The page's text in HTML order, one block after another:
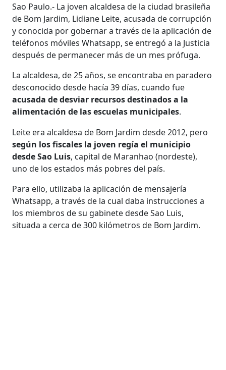
Sao Paulo.- La joven alcaldesa de la ciudad brasileña
de Bom Jardim, Lidiane Leite, acusada de corrupción
y conocida por gobernar a través de la aplicación de
teléfonos móviles Whatsapp, se entregó a la Justicia
después de permanecer más de un mes prófuga.
La alcaldesa, de 25 años, se encontraba en paradero
desconocido desde hacía 39 días, cuando fue
acusada de desviar recursos destinados a la
alimentación de las escuelas municipales.
Leite era alcaldesa de Bom Jardim desde 2012, pero
según los fiscales la joven regía el municipio
desde Sao Luis, capital de Maranhao (nordeste),
uno de los estados más pobres del país.
Para ello, utilizaba la aplicación de mensajería
Whatsapp, a través de la cual daba instrucciones a
los miembros de su gabinete desde Sao Luis,
situada a cerca de 300 kilómetros de Bom Jardim.